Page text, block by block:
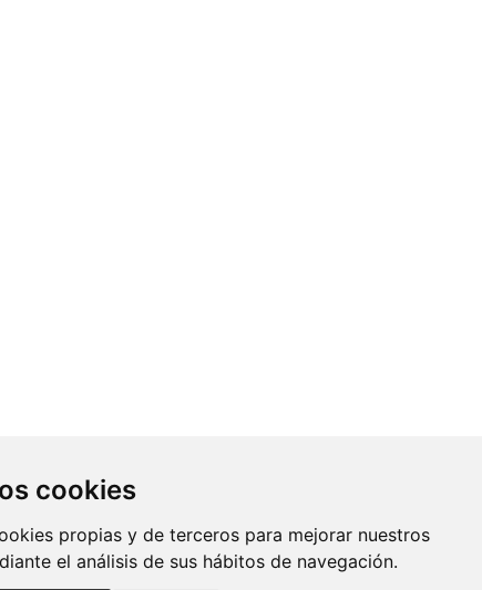
cookies
propias y de terceros para mejorar nuestros
el análisis de sus hábitos de navegación.
Contacto
Av. Monforte de Lemos, 3-5. Pabellón
11. Planta 0 28029 Madrid
info@ciberisciii.es